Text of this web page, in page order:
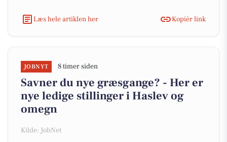
Læs hele artiklen her Kopiér link
JOBNYT 8 timer siden
Savner du nye græsgange? - Her er
nye ledige stillinger i Haslev og
omegn
Kilde: JobNet